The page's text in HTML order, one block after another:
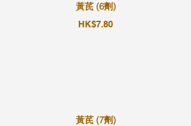
黃芪 (6劑)
HK$7.80
黃芪 (7劑)